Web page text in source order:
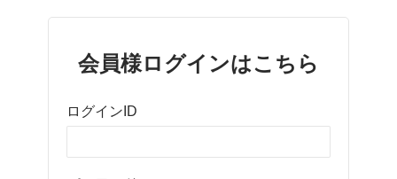
会員様ログインはこちら
ログインID